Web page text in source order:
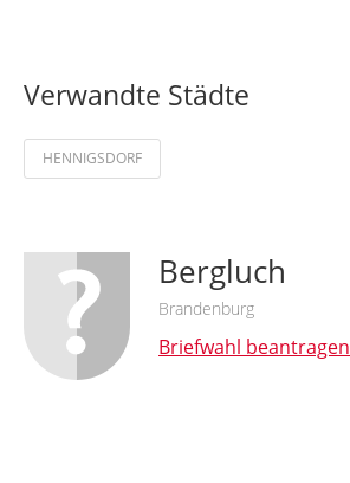
Verwandte Städte
HENNIGSDORF
Bergluch
Brandenburg
Briefwahl beantragen